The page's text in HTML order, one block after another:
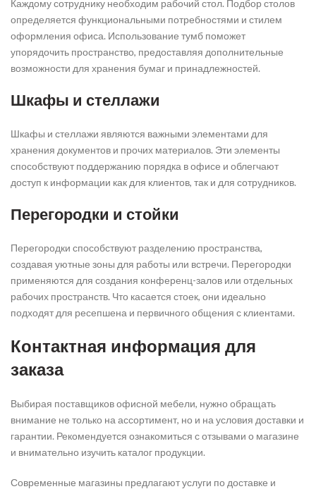
Каждому сотруднику необходим рабочий стол. Подбор столов
определяется функциональными потребностями и стилем
оформления офиса. Использование тумб поможет
упорядочить пространство, предоставляя дополнительные
возможности для хранения бумаг и принадлежностей.
Шкафы и стеллажи
Шкафы и стеллажи являются важными элементами для
хранения документов и прочих материалов. Эти элементы
способствуют поддержанию порядка в офисе и облегчают
доступ к информации как для клиентов, так и для сотрудников.
Перегородки и стойки
Перегородки способствуют разделению пространства,
создавая уютные зоны для работы или встречи. Перегородки
применяются для создания конференц-залов или отдельных
рабочих пространств. Что касается стоек, они идеально
подходят для ресепшена и первичного общения с клиентами.
Контактная информация для
заказа
Выбирая поставщиков офисной мебели, нужно обращать
внимание не только на ассортимент, но и на условия доставки и
гарантии. Рекомендуется ознакомиться с отзывами о магазине
и внимательно изучить каталог продукции.
Современные магазины предлагают услуги по доставке и